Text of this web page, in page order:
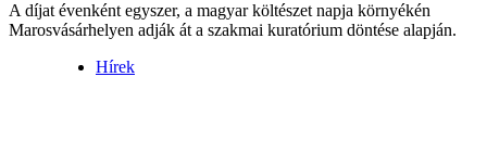
A díjat évenként egyszer, a magyar költészet napja környékén
Marosvásárhelyen adják át a szakmai kuratórium döntése alapján.
Hírek